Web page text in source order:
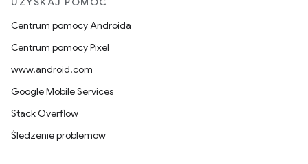
Centrum pomocy Androida
Centrum pomocy Pixel
www.android.com
Google Mobile Services
Stack Overflow
Śledzenie problemów